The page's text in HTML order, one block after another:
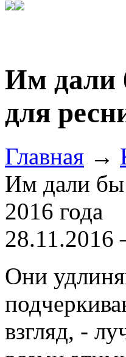
Им дали
для
Главная →
Им дали
2016 года
Они
взгляд, -